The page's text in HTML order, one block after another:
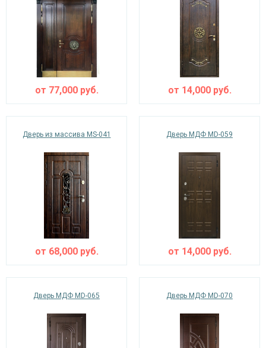
от 77,000руб. от 14,000руб.
Дверь из массива MS-041
от 68,000руб.
Дверь МДФ MD-059
от 14,000руб.
Дверь МДФ MD-065 Дверь МДФ MD-070